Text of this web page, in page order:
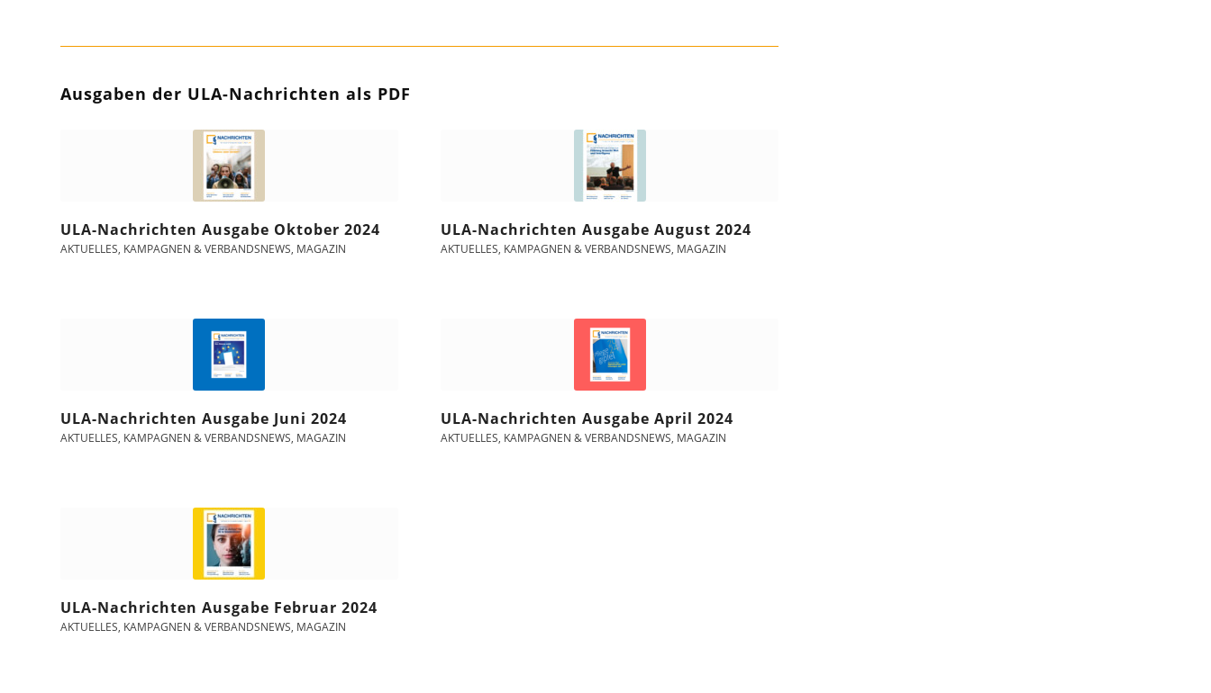
Ausgaben der ULA-Nachrichten als PDF
ULA-Nachrichten Ausgabe Oktober 2024
AKTUELLES, KAMPAGNEN & VERBANDSNEWS, MAGAZIN
ULA-Nachrichten Ausgabe August 2024
AKTUELLES, KAMPAGNEN & VERBANDSNEWS, MAGAZIN
ULA-Nachrichten Ausgabe Juni 2024
AKTUELLES, KAMPAGNEN & VERBANDSNEWS, MAGAZIN
ULA-Nachrichten Ausgabe April 2024
AKTUELLES, KAMPAGNEN & VERBANDSNEWS, MAGAZIN
ULA-Nachrichten Ausgabe Februar 2024
AKTUELLES, KAMPAGNEN & VERBANDSNEWS, MAGAZIN